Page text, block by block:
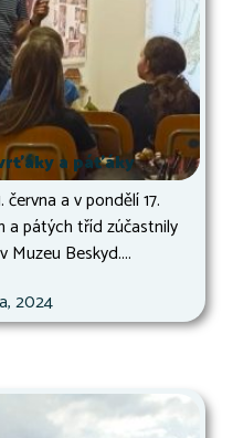
a páťáky
a v pondělí 17.
pátých tříd zúčastnily
Muzeu Beskyd....
2024